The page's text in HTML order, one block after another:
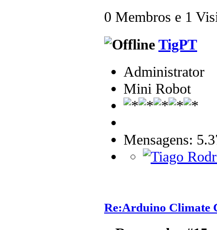
0 Membros e 1
TigPT
Administrator
Mini Robot
Mensagens:
Re:Arduino Climate